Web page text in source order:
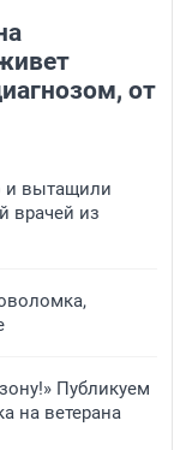
от
и вытащили
врачей из
Публикуем
на ветерана